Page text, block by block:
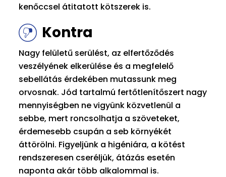
kenőccsel átitatott kötszerek is.
Kontra
Nagy felületű serülést, az elfertőződés
veszélyének elkerülése és a megfelelő
sebellátás érdekében mutassunk meg
orvosnak. Jód tartalmú fertőtlenítőszert nagy
mennyiségben ne vigyünk közvetlenül a
sebbe, mert roncsolhatja a szöveteket,
érdemesebb csupán a seb környékét
áttörölni. Figyeljünk a higéniára, a kötést
rendszeresen cseréljük, átázás esetén
naponta akár több alkalommal is.